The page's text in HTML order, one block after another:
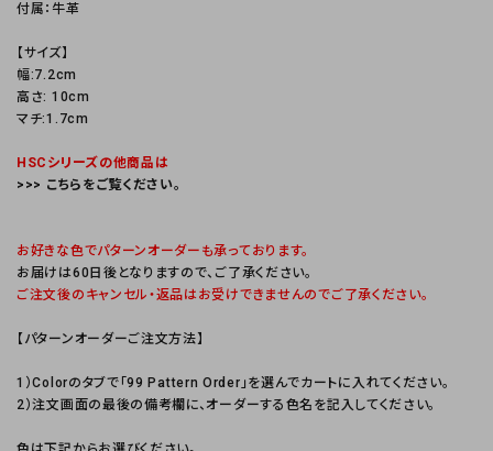
付属：牛革
【サイズ】
幅:7.2cm
高さ: 10cm
マチ:1.7cm
HSCシリーズの他商品は
>>> こちらをご覧ください。
お好きな色でパターンオーダーも承っております。
お届けは60日後となりますので、ご了承ください。
ご注文後のキャンセル・返品はお受けできませんのでご了承ください。
【パターンオーダーご注文方法】
1）Colorのタブで「99 Pattern Order」を選んでカートに入れてください。
2）注文画面の最後の備考欄に、オーダーする色名を記入してください。